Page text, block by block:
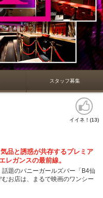
スタッフ募集
イイネ！(13)
品と誘惑が共存するプレミア
レガンスの最前線。
題のバニーガールズバー「B4仙
お店は、まるで映画のワンシー
日常を感じながら、上質なお酒